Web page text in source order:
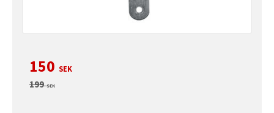
Nedsatt pris:
150 SEK
Ordinarie pris:
199SEK